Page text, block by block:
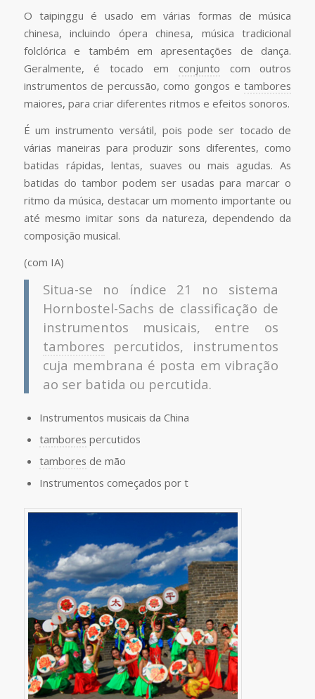
O taipinggu é usado em várias formas de música
chinesa, incluindo ópera chinesa, música tradicional
folclórica e também em apresentações de dança.
Geralmente, é tocado em conjunto com outros
instrumentos de percussão, como gongos etambores
maiores, para criar diferentes ritmos e efeitos sonoros.
É um instrumento versátil, pois pode ser tocado de
várias maneiras para produzir sons diferentes, como
batidas rápidas, lentas, suaves ou mais agudas. As
batidas do tambor podem ser usadas para marcar o
ritmo da música, destacar um momento importante ou
até mesmo imitar sons da natureza, dependendo da
composição musical.
(com IA)
Situa-se no índice 21 no sistema
Hornbostel-Sachs de classificação de
instrumentos musicais, entre os
tambores percutidos, instrumentos
cuja membrana é posta em vibração
ao ser batida ou percutida.
Instrumentos musicais da China
tambores percutidos
tambores de mão
Instrumentos começados por t